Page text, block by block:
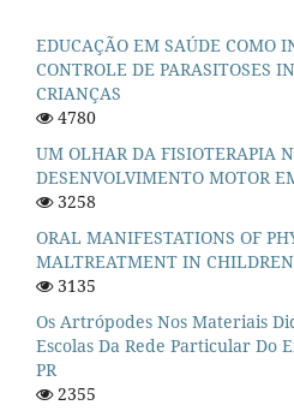
EDUCAÇÃO EM SAÚDE COMO
CONTROLE DE PARASITOSES
CRIANÇAS
4780
UM OLHAR DA FISIOTERAPIA
DESENVOLVIMENTO MOTOR
3258
ORAL MANIFESTATIONS OF
MALTREATMENT IN
3135
Os Artrópodes Nos Materiais
Escolas Da Rede Particular Do
PR
2355